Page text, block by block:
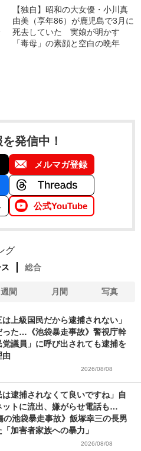
【独自】昭和の大女優・小川真
由美（享年86）が鹿児島で3月に
死去していた 実娘が明かす
「毒母」の素顔と空白の晩年
発信中！
メルマガ登録
公式YouTube
グ
総合
週間 月間 写真
は上級国民だから逮捕されない」
った…《池袋暴走事故》警視庁幹
党議員」に呼び出されても逮捕を
由
2026/08/08
は逮捕されなくて良いですね」自
ットに流出、嫌がらせ電話も…
の池袋暴走事故》飯塚幸三の長男
加害者家族への暴力」
2026/08/08